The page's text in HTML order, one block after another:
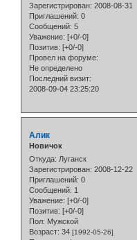
Зарегистрирован: 2008-08-31
Приглашений: 0
Сообщений: 5
Уважение: [+0/-0]
Позитив: [+0/-0]
Провел на форуме:
Не определено
Последний визит:
2008-09-04 23:25:20
Алик
Новичок
Откуда: Луганск
Зарегистрирован: 2008-12-22
Приглашений: 0
Сообщений: 1
Уважение: [+0/-0]
Позитив: [+0/-0]
Пол: Мужской
Возраст: 34 [1992-05-26]